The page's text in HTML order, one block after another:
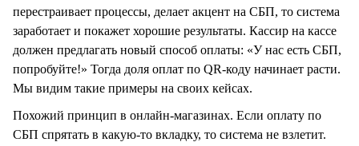
перестраивает процессы, делает акцент на СБП, то система
заработает и покажет хорошие результаты. Кассир на кассе
должен предлагать новый способ оплаты: «У нас есть СБП,
попробуйте!» Тогда доля оплат по QR-коду начинает расти.
Мы видим такие примеры на своих кейсах.
Похожий принцип в онлайн-магазинах. Если оплату по
СБП спрятать в какую-то вкладку, то система не взлетит.